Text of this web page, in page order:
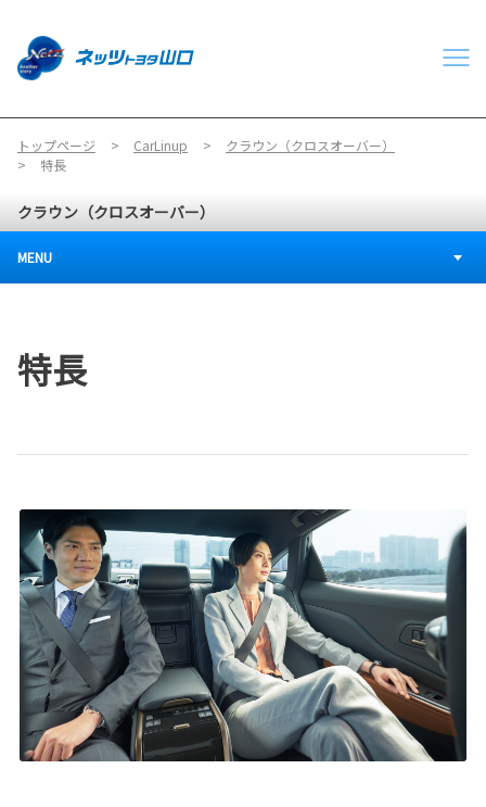
トップページ CarLinup
クラウン（クロスオーバー）
特長
クラウン（クロスオーバー）
MENU
特長